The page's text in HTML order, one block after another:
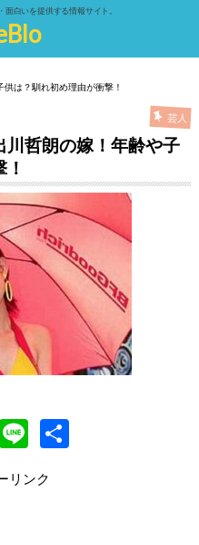
白いを提供する情報サイト。
供は？馴れ初め理由が衝撃！
芸人
川哲朗の嫁！年齢や子
T
Li
e
共
リンク